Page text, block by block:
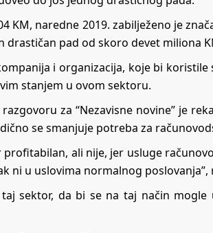
KM, naredne 2019. zabilježeno je
pad od skoro devet miliona
i organizacija, koje bi
stanjem u ovom sektoru.
za “Nezavisne novine” je
se smanjuje potreba za
ali nije, jer usluge
ni u uslovima normalnog poslovanja”,
sektor, da bi se na taj način mogle